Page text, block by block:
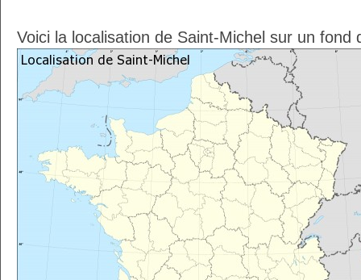
Voici la localisation de Saint-Michel sur un fond